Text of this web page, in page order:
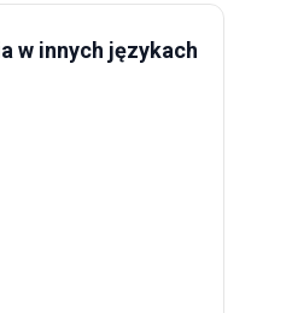
w innych językach